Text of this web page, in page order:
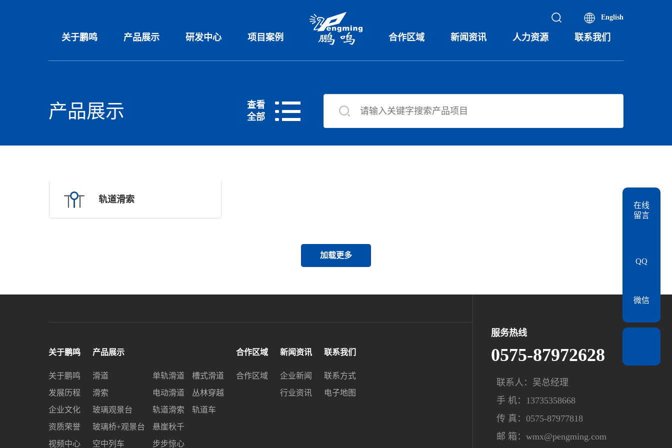
English
关于鹏鸣 产品展示 研发中心 项目案例 合作区域 新闻资讯 人力资源 联系我们
产品展示
查看
全部
轨道滑索
加载更多
关于鹏鸣
关于鹏鸣
发展历程
企业文化
资质荣誉
视频中心
产品展示
滑道
滑索
玻璃观景台
玻璃桥+观景台
空中列车
单轨滑道
电动滑道
轨道滑索
悬崖秋千
步步惊心
槽式滑道
丛林穿越
轨道车
合作区域
合作区域
新闻资讯
企业新闻
行业资讯
联系我们
联系方式
电子地图
服务热线
0575-87972628
联系人：吴总经理
手 机：13735358668
传 真：0575-87977818
邮 箱：wmx@pengming.com
在线
留言
QQ
微信